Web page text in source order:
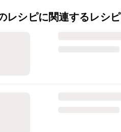
レシピに関連するレシピ